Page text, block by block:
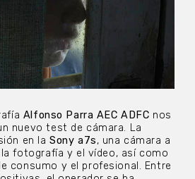
Alfonso Parra AEC ADFC nos
nuevo test de cámara. La
en la Sony a7s, una cámara a
fotografía y el vídeo, así como
consumo y el profesional. Entre